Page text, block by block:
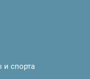
спорта